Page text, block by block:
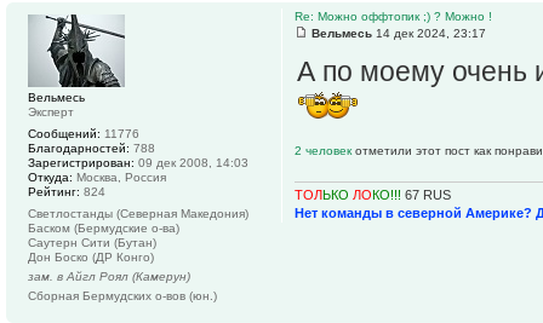
Re: Можно оффтопик ;) ? Можно !
Вельмесь 14 дек 2024, 23:17
А по моему очень
2 человек отметили этот пост как
ТОЛЬКО ЛОКО!!! 67 RUS
Нет команды в северной Америке?
Вельмесь
Эксперт
Сообщений: 11776
Благодарностей: 788
Зарегистрирован: 09 дек 2008, 14:03
Откуда: Москва, Россия
Рейтинг: 824
Светлостанды (Северная Македония)
Баском (Бермудские о-ва)
Саутерн Сити (Бутан)
Дон Боско (ДР Конго)
зам. в Айгл Роял (Камерун)
Сборная Бермудских о-вов (юн.)